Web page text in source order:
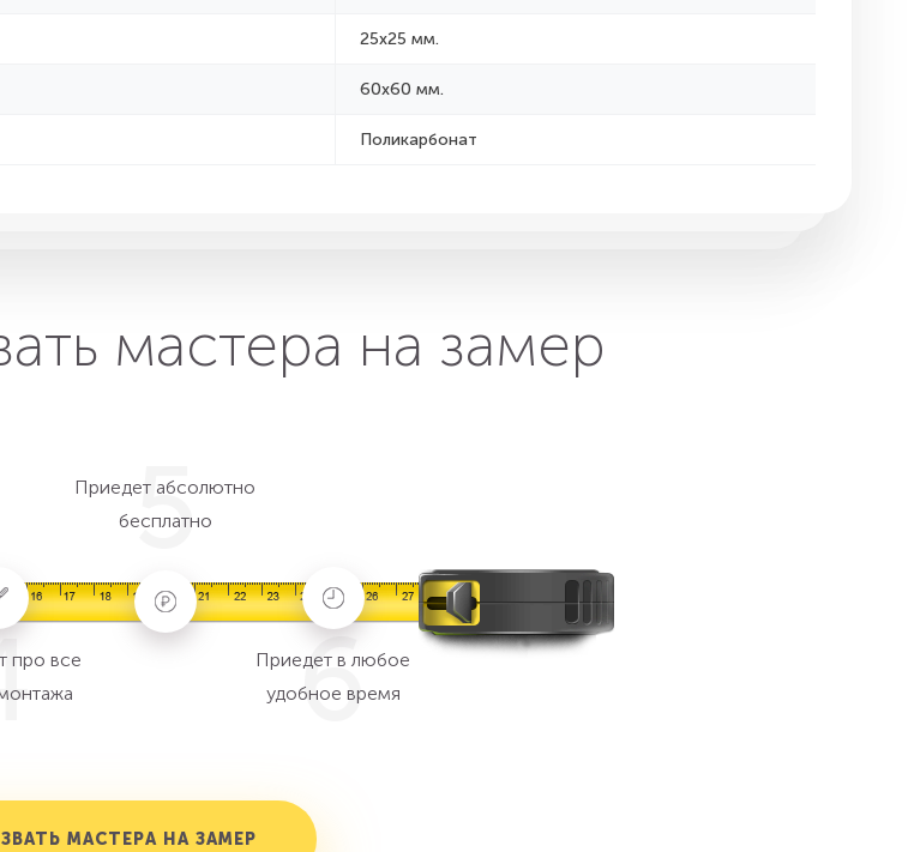
25х25 мм.
60х60 мм.
Поликарбонат
мастера на замер
про все
5
Приедет абсолютно
бесплатно
6
Приедет в любое
удобное время
МАСТЕРА НА ЗАМЕР